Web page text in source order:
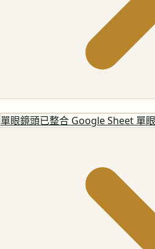
單眼鏡頭已整合 Google Sheet 單